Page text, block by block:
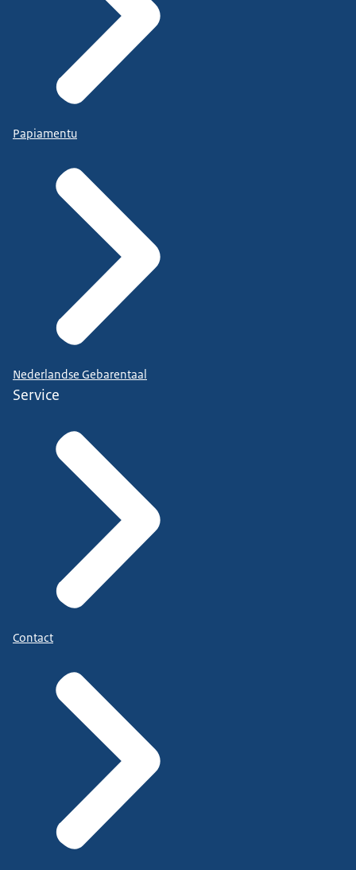
Papiamentu
Nederlandse Gebarentaal
Service
Contact